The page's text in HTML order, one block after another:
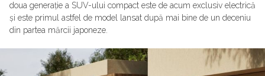
doua generație a SUV-ului compact este de acum exclusiv electrică
și este primul astfel de model lansat după mai bine de un deceniu
din partea mărcii japoneze.